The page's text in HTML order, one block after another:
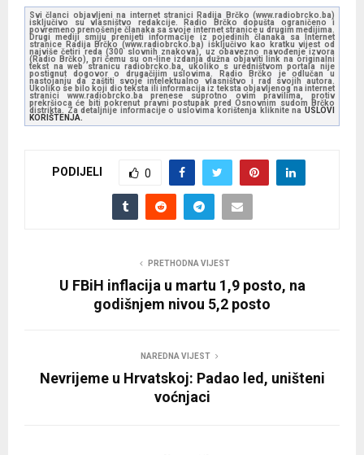
Svi članci objavljeni na internet stranici Radija Brčko (www.radiobrcko.ba)
isključivo su vlasništvo redakcije. Radio Brčko dopušta ograničeno i
povremeno prenošenje članaka sa svoje internet stranice u drugim medijima.
Drugi mediji smiju prenijeti informacije iz pojedinih članaka sa Internet
stranice Radija Brčko (www.radiobrcko.ba) isključivo kao kratku vijest od
najviše četiri reda (300 slovnih znakova), uz obavezno navođenje izvora
(Radio Brčko), pri čemu su on-line izdanja dužna objaviti link na originalni
tekst na web stranicu radiobrcko.ba, ukoliko s uredništvom portala nije
postignut dogovor o drugačijim uslovima. Radio Brčko je odlučan u
nastojanju da zaštiti svoje intelektualno vlasništvo i rad svojih autora.
Ukoliko se bilo koji dio teksta ili informacija iz teksta objavljenog na internet
stranici www.radiobrcko.ba prenese suprotno ovim pravilima, protiv
prekršioca će biti pokrenut pravni postupak pred Osnovnim sudom Brčko
distrikta. Za detaljnije informacije o uslovima korištenja kliknite na USLOVI
KORIŠTENJA.
PODIJELI 0
PRETHODNA VIJEST
U FBiH inflacija u martu 1,9 posto, na
godišnjem nivou 5,2 posto
NAREDNA VIJEST
Nevrijeme u Hrvatskoj: Padao led, uništeni
voćnjaci